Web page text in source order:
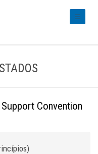
Convention